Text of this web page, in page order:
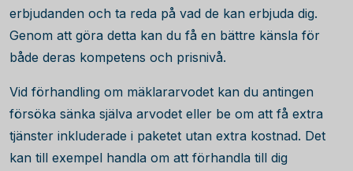
erbjudanden och ta reda på vad de kan erbjuda dig.
Genom att göra detta kan du få en bättre känsla för
både deras kompetens och prisnivå.
Vid förhandling om mäklararvodet kan du antingen
försöka sänka själva arvodet eller be om att få extra
tjänster inkluderade i paketet utan extra kostnad. Det
kan till exempel handla om att förhandla till dig